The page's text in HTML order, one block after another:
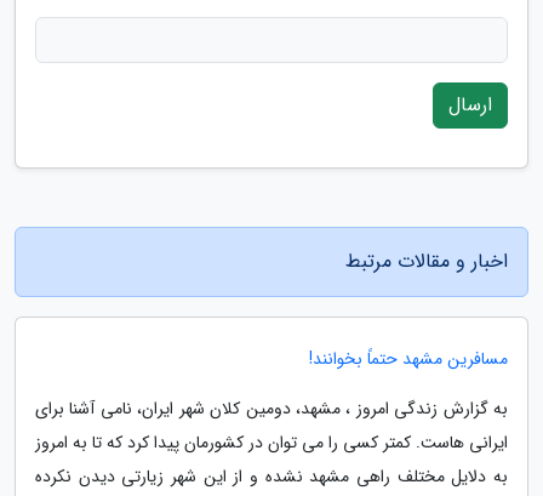
ارسال
اخبار و مقالات مرتبط
مسافرین مشهد حتماً بخوانند!
به گزارش زندگی امروز ، مشهد، دومین کلان شهر ایران، نامی آشنا برای
ایرانی هاست. کمتر کسی را می توان در کشورمان پیدا کرد که تا به امروز
به دلایل مختلف راهی مشهد نشده و از این شهر زیارتی دیدن نکرده